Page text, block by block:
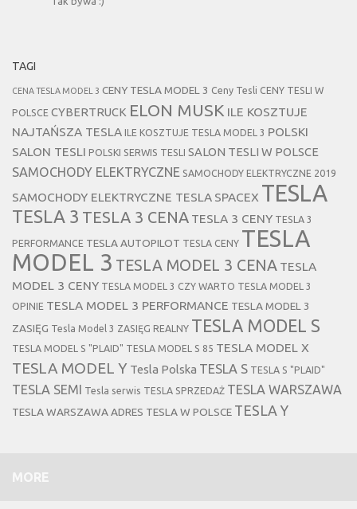
TAGI
CENA TESLA MODEL 3 CENY TESLA MODEL 3 Ceny Tesli CENY TESLI W
POLSCE CYBERTRUCK ELON MUSK ILE KOSZTUJE
NAJTAŃSZA TESLA
ILE KOSZTUJE TESLA MODEL 3 POLSKI
SALON TESLI POLSKI SERWIS TESLI SALON TESLI W POLSCE
SAMOCHODY ELEKTRYCZNE SAMOCHODY ELEKTRYCZNE 2019
SAMOCHODY ELEKTRYCZNE TESLA SPACEX TESLA
TESLA 3 TESLA 3 CENA TESLA 3 CENY TESLA 3
PERFORMANCE TESLA AUTOPILOT TESLA CENY TESLA
MODEL 3 TESLA MODEL 3 CENA TESLA
MODEL 3 CENY TESLA MODEL 3 CZY WARTO TESLA MODEL 3
OPINIE TESLA MODEL 3 PERFORMANCE TESLA MODEL 3
ZASIĘG Tesla Model 3 ZASIĘG REALNY TESLA MODEL S
TESLA MODEL S "PLAID" TESLA MODEL S 85 TESLA MODEL X
TESLA MODEL Y Tesla Polska TESLA S TESLA S "PLAID"
TESLA SEMI Tesla serwis TESLA SPRZEDAŻ TESLA WARSZAWA
TESLA WARSZAWA ADRES TESLA W POLSCE TESLA Y
MORE